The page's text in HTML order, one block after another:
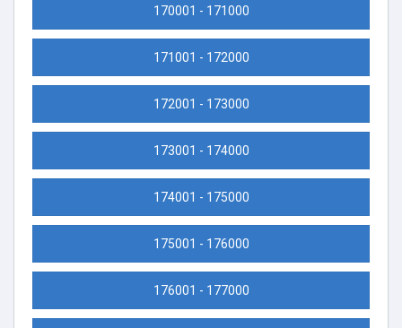
170001 - 171000
171001 - 172000
172001 - 173000
173001 - 174000
174001 - 175000
175001 - 176000
176001 - 177000